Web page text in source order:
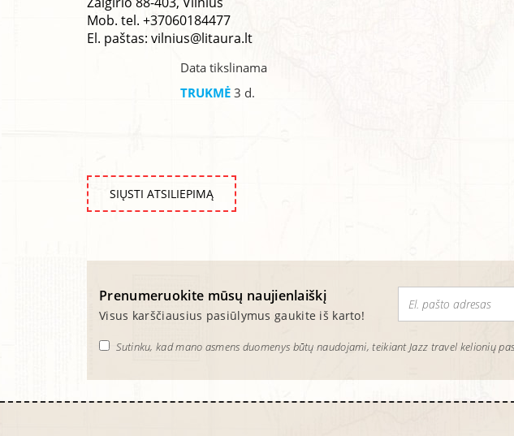
Mob. tel. +37060184477
El. paštas: vilnius@litaura.lt
Data tikslinama
TRUKMĖ 3 d.
SIŲSTI ATSILIEPIMĄ
Prenumeruokite mūsų naujienlaiškį
Visus karščiausius pasiūlymus gaukite iš karto!
Sutinku, kad mano asmens duomenys būtų naudojami, teikiant Jazz travel kelionių